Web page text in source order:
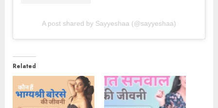
A post shared by Sayyeshaa (@sayyeshaa)
Related